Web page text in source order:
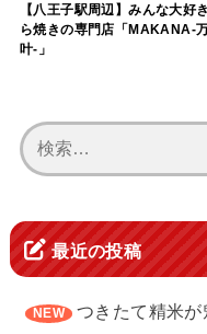
【八王子駅周辺】みんな大好
ら焼きの専門店「MAKANA-
叶-」
最近の投稿
つきたて精米